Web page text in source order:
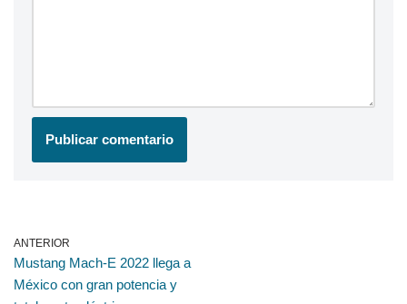
ANTERIOR
Mustang Mach-E 2022 llega a
México con gran potencia y